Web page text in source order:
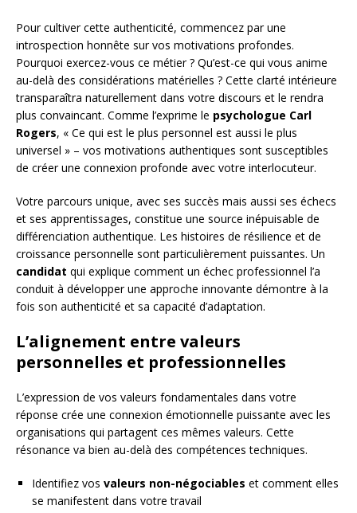
Pour cultiver cette authenticité, commencez par une
introspection honnête sur vos motivations profondes.
Pourquoi exercez-vous ce métier ? Qu’est-ce qui vous anime
au-delà des considérations matérielles ? Cette clarté intérieure
transparaîtra naturellement dans votre discours et le rendra
plus convaincant. Comme l’exprime le psychologue Carl
Rogers, « Ce qui est le plus personnel est aussi le plus
universel » – vos motivations authentiques sont susceptibles
de créer une connexion profonde avec votre interlocuteur.
Votre parcours unique, avec ses succès mais aussi ses échecs
et ses apprentissages, constitue une source inépuisable de
différenciation authentique. Les histoires de résilience et de
croissance personnelle sont particulièrement puissantes. Un
candidat qui explique comment un échec professionnel l’a
conduit à développer une approche innovante démontre à la
fois son authenticité et sa capacité d’adaptation.
L’alignement entre valeurs
personnelles et professionnelles
L’expression de vos valeurs fondamentales dans votre
réponse crée une connexion émotionnelle puissante avec les
organisations qui partagent ces mêmes valeurs. Cette
résonance va bien au-delà des compétences techniques.
Identifiez vos valeurs non-négociables et comment elles
se manifestent dans votre travail